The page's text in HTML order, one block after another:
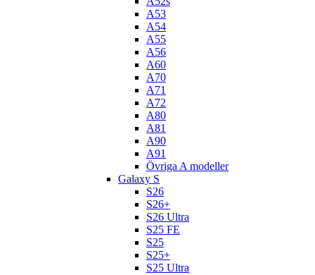
A53
A54
A55
A56
A60
A70
A71
A72
A80
A81
A90
A91
Övriga A modeller
Galaxy S
S26
S26+
S26 Ultra
S25 FE
S25
S25+
S25 Ultra